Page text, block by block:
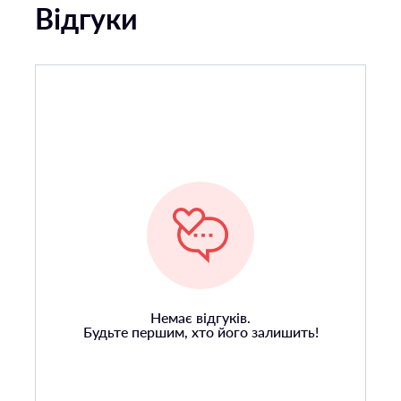
Відгуки
Немає відгуків.
Будьте першим, хто його залишить!